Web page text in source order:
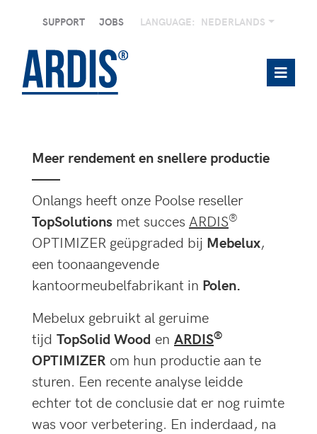
SUPPORT JOBS LANGUAGE: NEDERLANDS
Meer rendement en snellere productie
——
Onlangs heeft onze Poolse reseller
TopSolutions met succes ARDIS®
OPTIMIZER geüpgraded bij Mebelux,
een toonaangevende
kantoormeubelfabrikant in Polen.
Mebelux gebruikt al geruime
tijd TopSolid Wood en ARDIS®
OPTIMIZER om hun productie aan te
sturen. Een recente analyse leidde
echter tot de conclusie dat er nog ruimte
was voor verbetering. En inderdaad, na